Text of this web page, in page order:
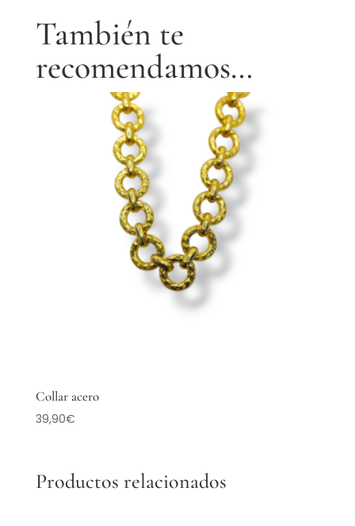
También te
recomendamos…
Collar acero
39,90€
Productos relacionados